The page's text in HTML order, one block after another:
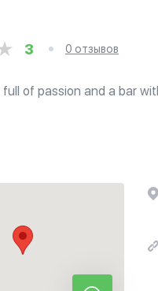
3 0 отзывов
of passion and a bar
dining and a community